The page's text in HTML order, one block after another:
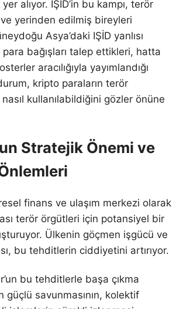
alıyor. IŞİD’in bu kampı, terör
yerinden edilmiş bireyleri
Asya’daki IŞİD yanlısı
para bağışları talep ettikleri, hatta
aracılığıyla yayımlandığı
kripto paraların terör
kullanılabildiğini gözler önüne
Stratejik Önemi ve
finans ve ulaşım merkezi olarak
terör örgütleri için potansiyel bir
Ülkenin göçmen işgücü ve
bu tehditlerin ciddiyetini artırıyor.
bu tehditlerle başa çıkma
güçlü savunmasının, kolektif